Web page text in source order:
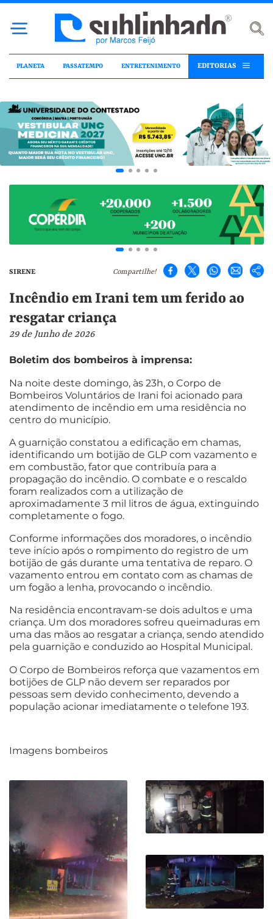
PLANETA PASSATEMPO ENTRETENIMENTO EDITORIAS
SIRENE Compartilhe!
Incêndio em Irani tem um ferido ao
resgatar criança
29 de Junho de 2026
Boletim dos bombeiros à imprensa:
Na noite deste domingo, às 23h, o Corpo de
Bombeiros Voluntários de Irani foi acionado para
atendimento de incêndio em uma residência no
centro do município.
A guarnição constatou a edificação em chamas,
identificando um botijão de GLP com vazamento e
em combustão, fator que contribuía para a
propagação do incêndio. O combate e o rescaldo
foram realizados com a utilização de
aproximadamente 3 mil litros de água, extinguindo
completamente o fogo.
Conforme informações dos moradores, o incêndio
teve início após o rompimento do registro de um
botijão de gás durante uma tentativa de reparo. O
vazamento entrou em contato com as chamas de
um fogão a lenha, provocando o incêndio.
Na residência encontravam-se dois adultos e uma
criança. Um dos moradores sofreu queimaduras em
uma das mãos ao resgatar a criança, sendo atendido
pela guarnição e conduzido ao Hospital Municipal.
O Corpo de Bombeiros reforça que vazamentos em
botijões de GLP não devem ser reparados por
pessoas sem devido conhecimento, devendo a
população acionar imediatamente o telefone 193.
Imagens bombeiros